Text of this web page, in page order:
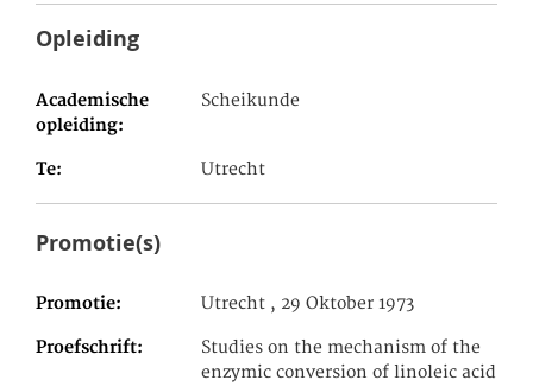
Opleiding
Academische
opleiding
Scheikunde
Te Utrecht
Promotie(s)
Promotie Utrecht , 29 Oktober 1973
Proefschrift
Studies on the mechanism of the
enzymic conversion of linoleic acid